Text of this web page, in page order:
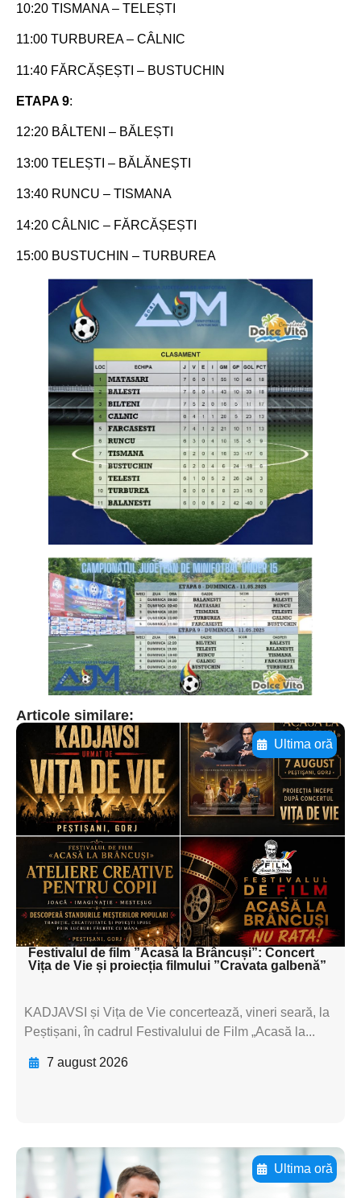
10:20 TISMANA – TELEȘTI
11:00 TURBUREA – CÂLNIC
11:40 FĂRCĂȘEȘTI – BUSTUCHIN
ETAPA 9:
12:20 BÂLTENI – BĂLEȘTI
13:00 TELEȘTI – BĂLĂNEȘTI
13:40 RUNCU – TISMANA
14:20 CÂLNIC – FĂRCĂȘEȘTI
15:00 BUSTUCHIN – TURBUREA
Articole similare:
Ultima oră
Adaugă aici textul pentru
subtitluAdaugă aici
textul pentru
subtitluAdaugă aici
textul pentru
subtitluAdaugă aici
textul pentru subti
Festivalul de film ”Acasă la Brâncuși”: Concert
Vița de Vie și proiecția filmului ”Cravata galbenă”
KADJAVSI și Vița de Vie concertează, vineri seară, la
Peștișani, în cadrul Festivalului de Film „Acasă la...
7 august 2026
Ultima oră